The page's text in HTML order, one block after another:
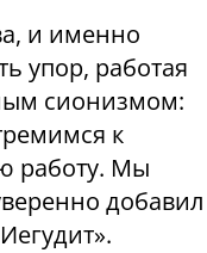
и именно
упор, работая
сионизмом:
к
работу. Мы
добавил